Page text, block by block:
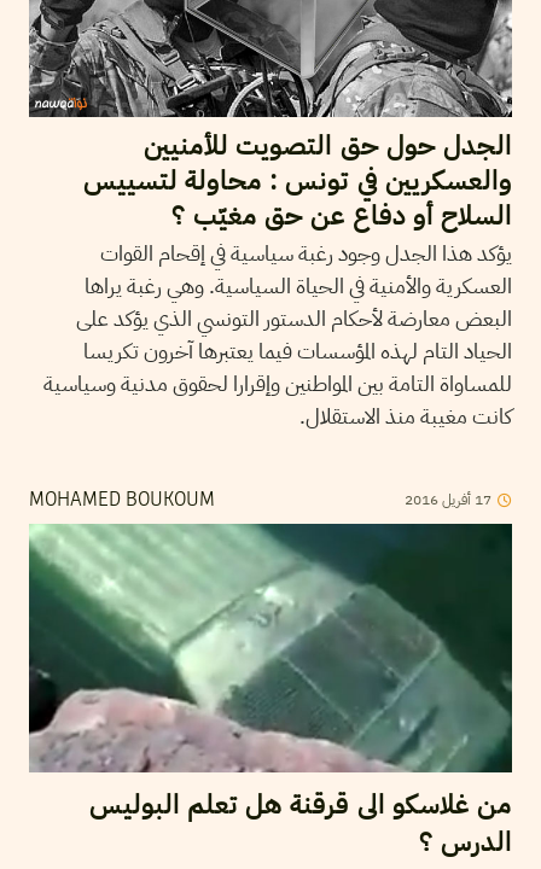
الجدل حول حق التصويت للأمنيين
والعسكريين في تونس : محاولة لتسييس
السلاح أو دفاع عن حق مغيّب ؟
يؤكد هذا الجدل وجود رغبة سياسية في إقحام القوات
العسكرية والأمنية في الحياة السياسية. وهي رغبة يراها
البعض معارضة لأحكام الدستور التونسي الذي يؤكد على
الحياد التام لهذه المؤسسات فيما يعتبرها آخرون تكريسا
للمساواة التامة بين المواطنين وإقرارا لحقوق مدنية وسياسية
كانت مغيبة منذ الاستقلال.
MOHAMED BOUKOUM 17 أفريل2016
من غلاسكو الى قرقنة هل تعلم البوليس
الدرس ؟